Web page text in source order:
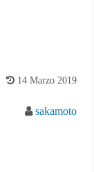
14 Marzo 2019
sakamoto